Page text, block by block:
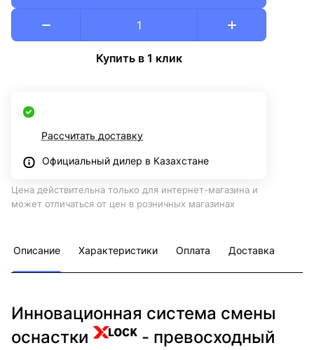
Купить в 1 клик
Рассчитать доставку
Официальный дилер в Казахстане
Цена действительна только для интернет-магазина и
может отличаться от цен в розничных магазинах
Описание Характеристики Оплата Доставка
Инновационная система смены
оснастки
- превосходный